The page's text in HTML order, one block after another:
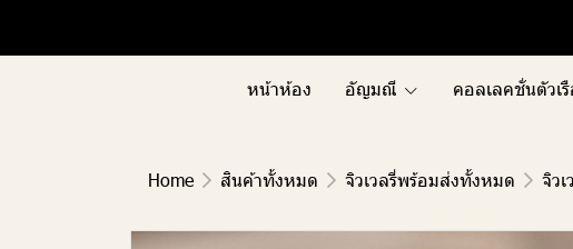
หน้าห้อง อัญมณี คอลเลคชั่นตัวเ
Home สินค้าทั้งหมด จิวเวลรี่พร้อมส่งทั้งหมด จิว